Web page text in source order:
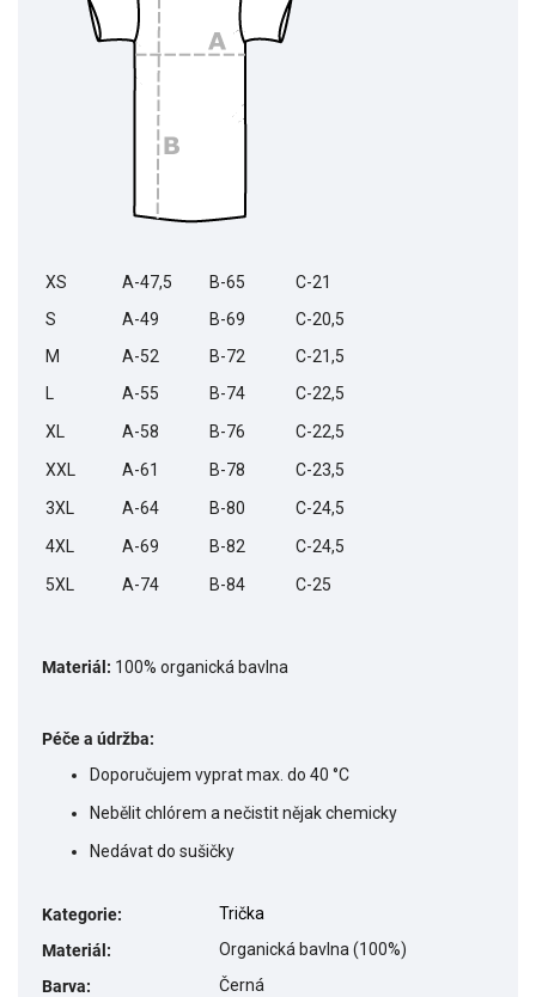
XS A-47,5 B-65
C-21
S
A-49 B-69
C-20,5
M
A-52 B-72
C-21,5
L
A-55 B-74
C-22,5
XL
A-58 B-76
C-22,5
XXL
A-61 B-78
C-23,5
3XL
A-64 B-80
C-24,5
4XL
A-69 B-82
C-24,5
5XL
A-74 B-84 C-25
Materiál: 100% organická bavlna
Péče a údržba:
Doporučujem vyprat max. do 40 °C
Nebělit chlórem a nečistit nějak chemicky
Nedávat do sušičky
Kategorie:
Trička
Materiál :
Organická bavlna (100%)
Barva:
Černá